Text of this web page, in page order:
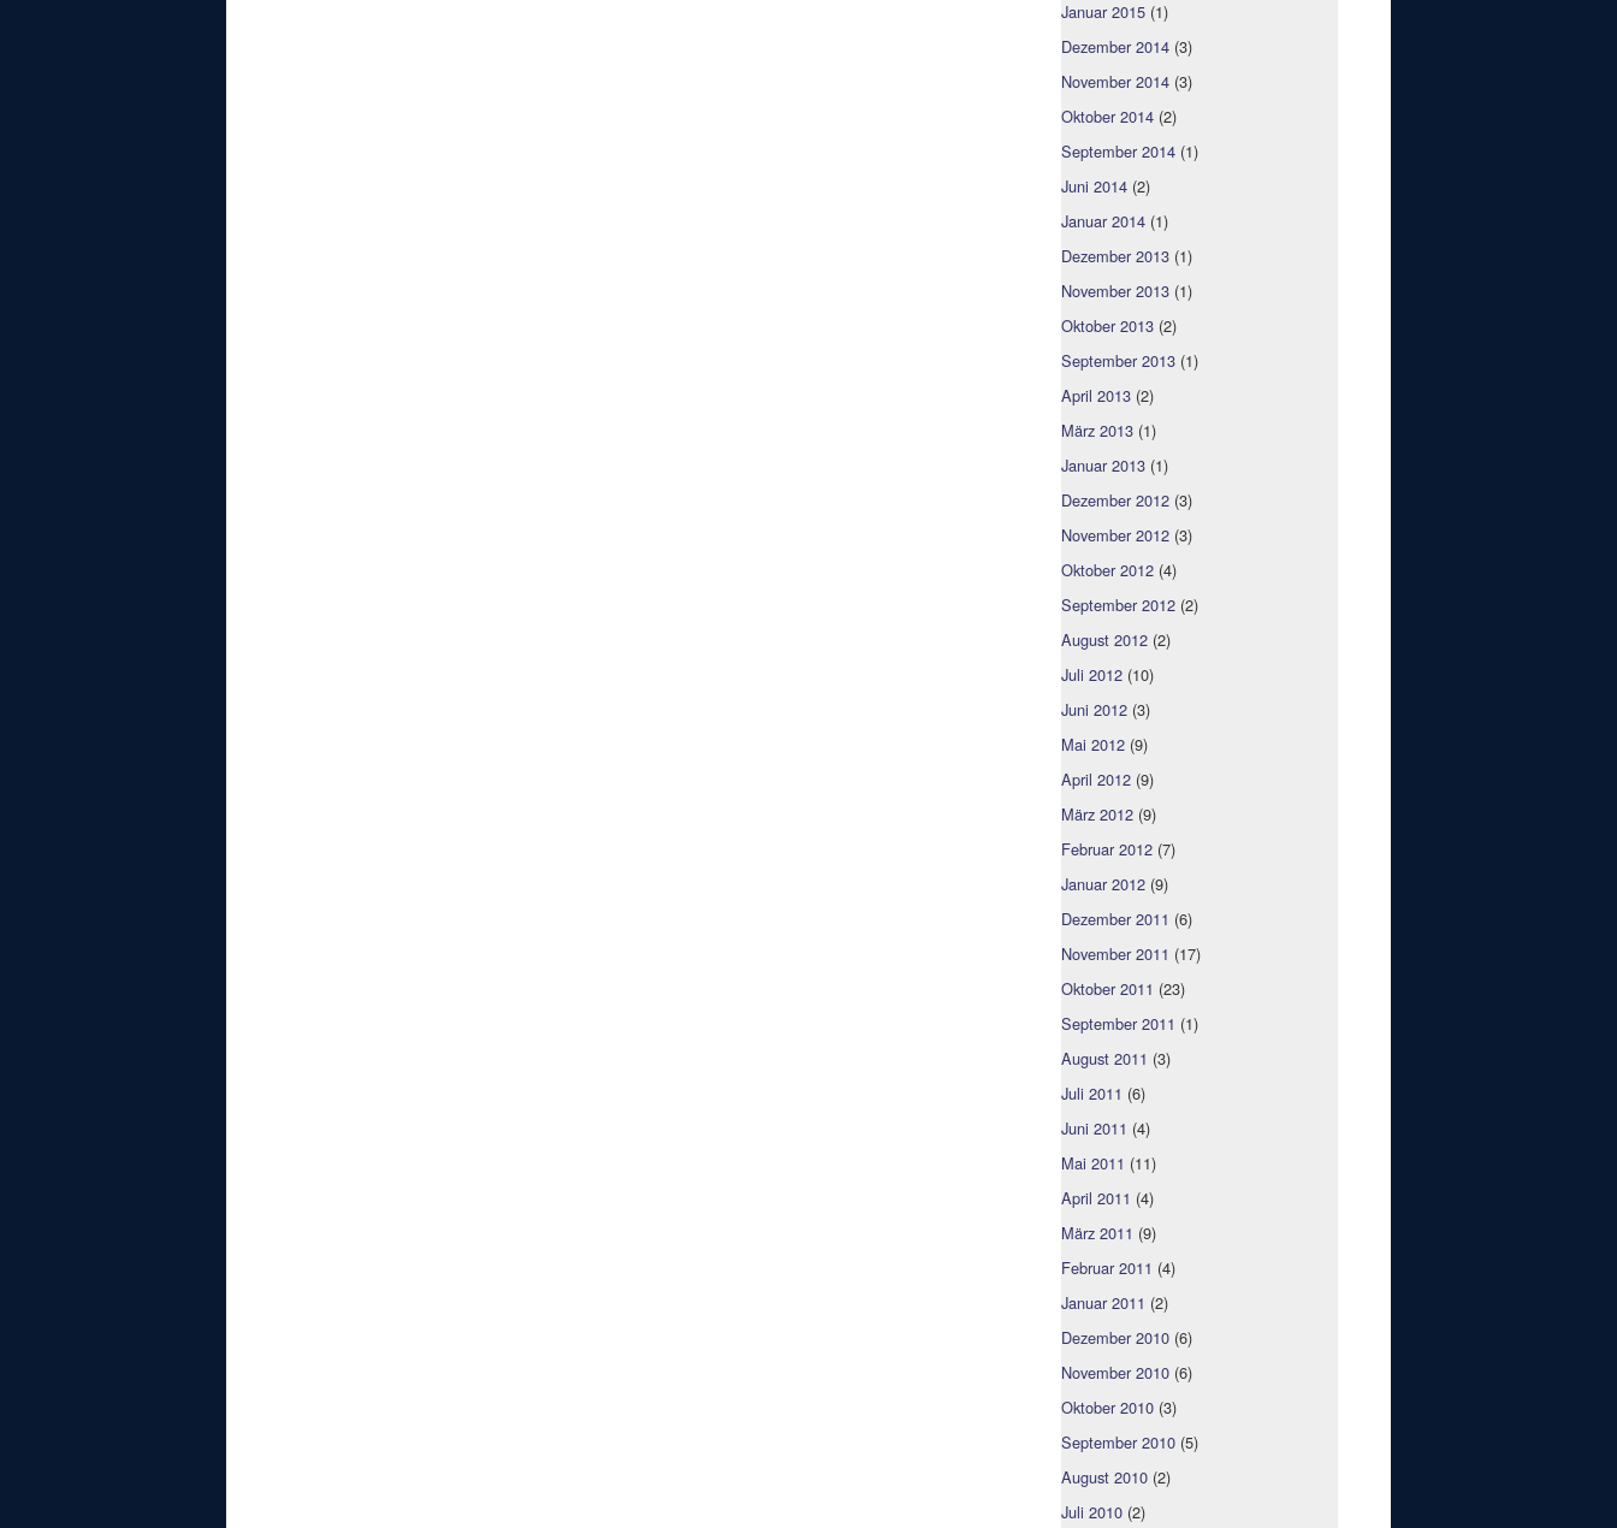
Januar 2015 (1)
Dezember 2014 (3)
November 2014 (3)
Oktober 2014 (2)
September 2014 (1)
Juni 2014 (2)
Januar 2014 (1)
Dezember 2013 (1)
November 2013 (1)
Oktober 2013 (2)
September 2013 (1)
April 2013 (2)
März 2013 (1)
Januar 2013 (1)
Dezember 2012 (3)
November 2012 (3)
Oktober 2012 (4)
September 2012 (2)
August 2012 (2)
Juli 2012 (10)
Juni 2012 (3)
Mai 2012 (9)
April 2012 (9)
März 2012 (9)
Februar 2012 (7)
Januar 2012 (9)
Dezember 2011 (6)
November 2011 (17)
Oktober 2011 (23)
September 2011 (1)
August 2011 (3)
Juli 2011 (6)
Juni 2011 (4)
Mai 2011 (11)
April 2011 (4)
März 2011 (9)
Februar 2011 (4)
Januar 2011 (2)
Dezember 2010 (6)
November 2010 (6)
Oktober 2010 (3)
September 2010 (5)
August 2010 (2)
Juli 2010 (2)